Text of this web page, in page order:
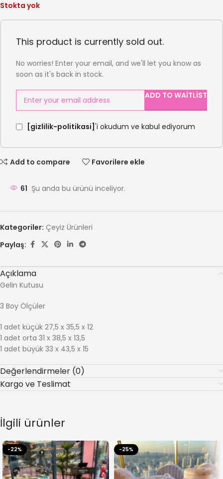
Stokta yok
This product is currently sold out.
No worries! Enter your email, and we'll let you know as
soon as it's back in stock.
ADD TO WAITLIST
[gizlilik-politikasi] 'i okudum ve kabul ediyorum
Add to compare Favorilere ekle
61 Şu anda bu ürünü inceliyor.
Kategoriler: Çeyiz Ürünleri
Paylaş:
Açıklama
Gelin Kutusu
3 Boy Ölçüler
1 adet küçük 27,5 x 35,5 x 12
1 adet orta 31 x 38,5 x 13,5
1 adet büyük 33 x 43,5 x 15
Değerlendirmeler (0)
Kargo ve Teslimat
İlgili ürünler
-22% -25%